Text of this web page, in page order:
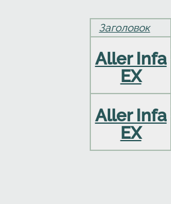
Заголовок
Aller Infa
EX
Aller Infa
EX